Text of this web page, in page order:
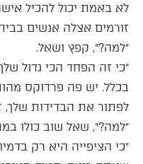
לא באמת יכול להכיל
זורמים אצלה אנשים
״למה?״, קפץ ושאל.
״כי זה הפחד הכי גדול
בכלל. יש פה פרדוקס
לפתור את הבדידות שלך,
״למה?״, שאל שוב כולו
״כי הציפייה היא רק